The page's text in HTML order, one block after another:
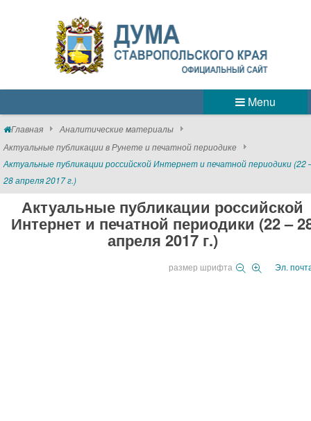
Menu
Главная
Аналитические материалы
Актуальные публикации в Рунете и печатной периодике
Актуальные публикации российской Интернет и печатной периодики (22
28 апреля 2017 г.)
Актуальные публикации российской
Интернет и печатной периодики (22 –
апреля 2017 г.)
размер шрифта Эл.